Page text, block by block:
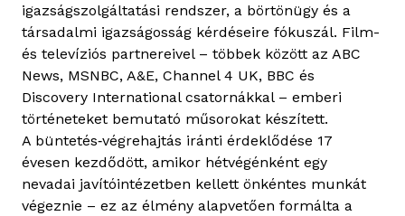
igazságszolgáltatási rendszer, a börtönügy és a
társadalmi igazságosság kérdéseire fókuszál. Film-
és televíziós partnereivel – többek között az ABC
News, MSNBC, A&E, Channel 4 UK, BBC és
Discovery International csatornákkal – emberi
történeteket bemutató műsorokat készített.
A büntetés‑végrehajtás iránti érdeklődése 17
évesen kezdődött, amikor hétvégénként egy
nevadai javítóintézetben kellett önkéntes munkát
végeznie – ez az élmény alapvetően formálta a